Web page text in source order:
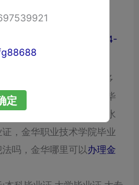
证
2024-
，办金华本科毕业证要多
育学院毕业证，办本科毕
业技术学校毕业证，丽水
，金华职业技术学院毕业
吗，金华哪里可以办理金
定